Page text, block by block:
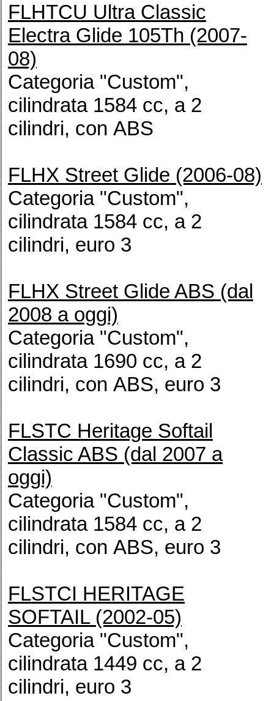
FLHTCU Ultra Classic
Electra Glide 105Th (2007-
08)
Categoria "Custom",
cilindrata 1584 cc, a 2
cilindri, con ABS
FLHX Street Glide (2006-08)
Categoria "Custom",
cilindrata 1584 cc, a 2
cilindri, euro 3
FLHX Street Glide ABS (dal
2008 a oggi)
Categoria "Custom",
cilindrata 1690 cc, a 2
cilindri, con ABS, euro 3
FLSTC Heritage Softail
Classic ABS (dal 2007 a
oggi)
Categoria "Custom",
cilindrata 1584 cc, a 2
cilindri, con ABS, euro 3
FLSTCI HERITAGE
SOFTAIL (2002-05)
Categoria "Custom",
cilindrata 1449 cc, a 2
cilindri, euro 3